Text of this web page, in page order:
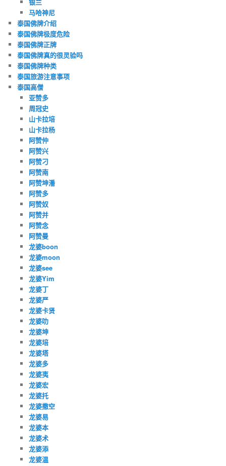
马哈神尼
泰国佛牌介绍
泰国佛牌极度危险
泰国佛牌正牌
泰国佛牌真的很灵验吗
泰国佛牌种类
泰国旅游注意事项
泰国高僧
亚赞多
周冠史
山卡拉培
山卡拉杨
阿赞仲
阿赞兴
阿赞刁
阿赞南
阿赞坤潘
阿赞多
阿赞奴
阿赞并
阿赞念
阿赞曼
龙婆boon
龙婆moon
龙婆see
龙婆Yim
龙婆丁
龙婆严
龙婆卡贤
龙婆叻
龙婆坤
龙婆培
龙婆塔
龙婆多
龙婆夷
龙婆宏
龙婆托
龙婆撒空
龙婆易
龙婆本
龙婆术
龙婆添
龙婆温